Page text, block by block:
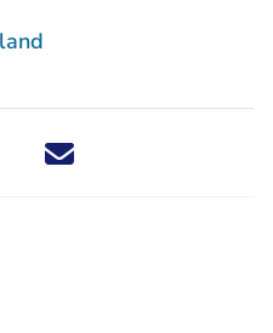
Deel dit nieuwsbericht via X -
Deel dit nieuwsbericht via
Deel dit nieuwsbericht
Deel dit